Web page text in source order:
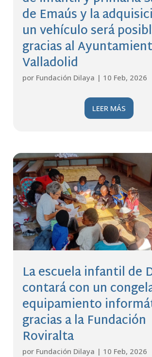
de Emaús y la
un vehículo será
gracias al
Valladolid
por Fundación Dilaya | 10 Feb, 2026
LEER MÁS
La escuela infantil de
contará con un
equipamiento
gracias a la Fundación
Roviralta
por Fundación Dilaya | 10 Feb, 2026